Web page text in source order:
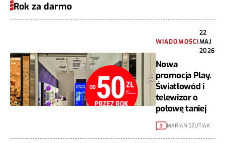
Rok za darmo
WIADOMOŚCI
22
MAJ
2026
Nowa
promocja Play.
Światłowód i
telewizor o
połowę taniej
3 MARIAN SZUTIAK